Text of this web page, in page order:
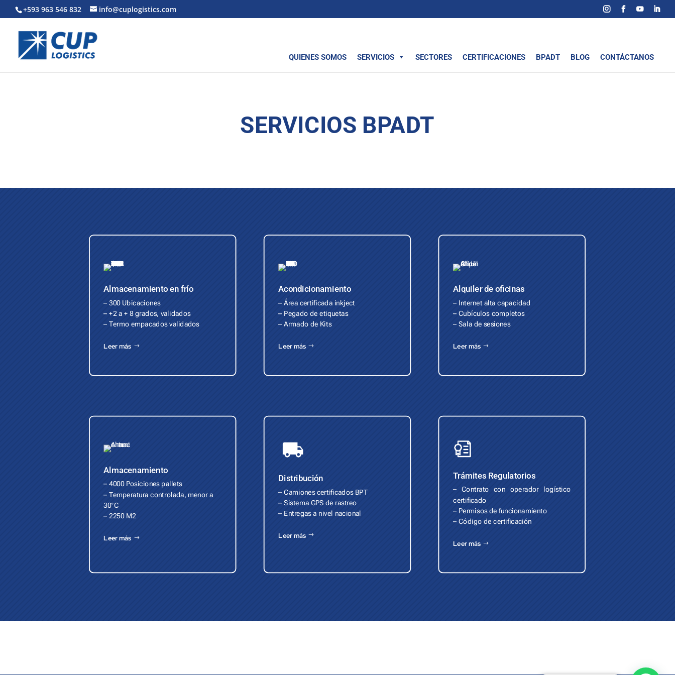
+593 963 546 832 info@cuplogistics.com
QUIENES SOMOS SERVICIOS SECTORES CERTIFICACIONES BPADT BLOG CONTÁCTANOS
SERVICIOS BPADT
Almacenamiento en frío
– 300 Ubicaciones
– +2 a + 8 grados, validados
– Termo empacados validados
Leer más
Acondicionamiento
– Área certificada inkject
– Pegado de etiquetas
– Armado de Kits
Leer más
Alquiler de oficinas
– Internet alta capacidad
– Cubículos completos
– Sala de sesiones
Leer más
Almacenamiento
– 4000 Posiciones pallets
– Temperatura controlada, menor a
30°C
– 2250 M2
Leer más
Distribución
– Camiones certificados BPT
– Sistema GPS de rastreo
– Entregas a nivel nacional
Leer más
Trámites Regulatorios
– Contrato con operador logístico
certificado
– Permisos de funcionamiento
– Código de certificación
Leer más